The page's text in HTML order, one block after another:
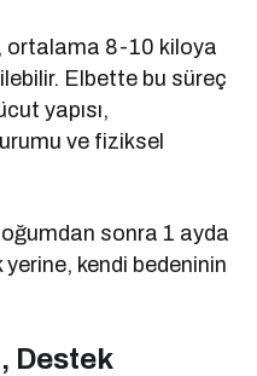
ortalama 8-10 kiloya
Elbette bu süreç
yapısı,
ve fiziksel
sonra 1 ayda
kendi bedeninin
Destek